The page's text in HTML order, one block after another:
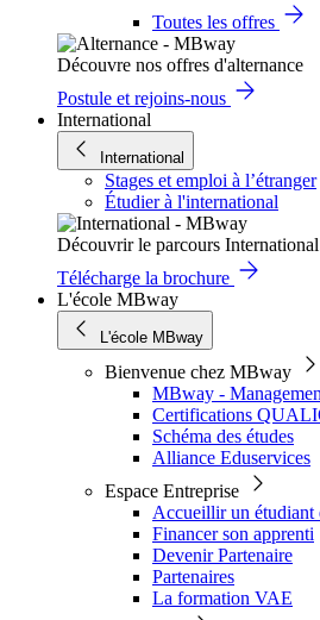
Toutes les offres
Découvre nos offres d'alternance
Postule et rejoins-nous
International
International
Stages et emploi à l’étranger
Étudier à l'international
Découvrir le parcours International
Télécharge la brochure
L'école MBway
L'école MBway
Bienvenue chez MBway
MBway -
Certifications
Schéma des études
Alliance Eduservices
Espace Entreprise
Accueillir un étudiant
Financer son apprenti
Devenir Partenaire
Partenaires
La formation VAE